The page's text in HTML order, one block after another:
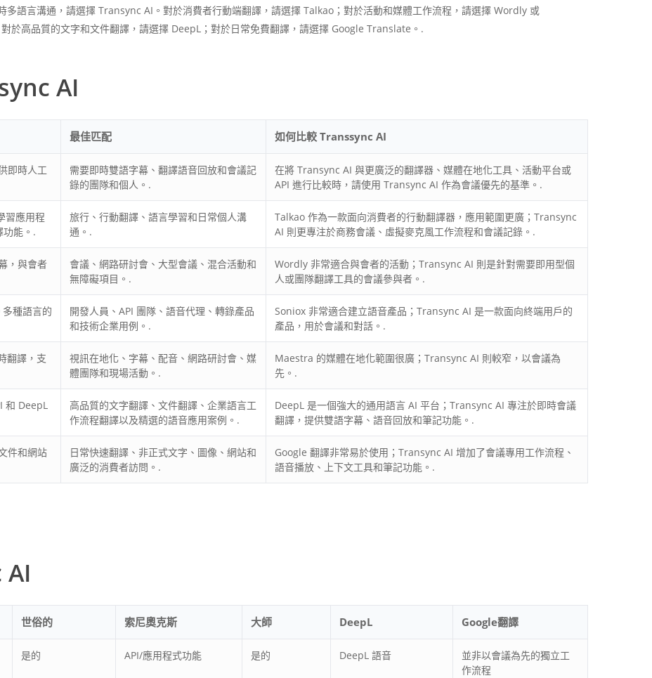
多語言溝通，請選擇 Transync AI。對於消費者行動端翻譯，請選擇 Talkao；對於活動和媒體工作流程，請選擇 Wordly 或
於高品質的文字和文件翻譯，請選擇 DeepL；對於日常免費翻譯，請選擇 Google Translate。.
AI
最佳匹配 如何比較 Transsync AI
即時人工
需要即時雙語字幕、翻譯語音回放和會議記
錄的團隊和個人。.
在將 Transync AI 與更廣泛的翻譯器、媒體在地化工具、活動平台或
API 進行比較時，請使用 Transync AI 作為會議優先的基準。.
習應用程
功能。.
旅行、行動翻譯、語言學習和日常個人溝
通。.
Talkao 作為一款面向消費者的行動翻譯器，應用範圍更廣；Transync
AI 則更專注於商務會議、虛擬麥克風工作流程和會議記錄。.
，與會者
會議、網路研討會、大型會議、混合活動和
無障礙項目。.
Wordly 非常適合與會者的活動；Transync AI 則是針對需要即用型個
人或團隊翻譯工具的會議參與者。.
多種語言的
開發人員、API 團隊、語音代理、轉錄產品
和技術企業用例。.
Soniox 非常適合建立語音產品；Transync AI 是一款面向終端用戶的
產品，用於會議和對話。.
翻譯，支
視訊在地化、字幕、配音、網路研討會、媒
體團隊和現場活動。.
Maestra 的媒體在地化範圍很廣；Transync AI 則較窄，以會議為
先。.
和 DeepL
高品質的文字翻譯、文件翻譯、企業語言工
作流程翻譯以及精選的語音應用案例。.
DeepL 是一個強大的通用語言 AI 平台；Transync AI 專注於即時會議
翻譯，提供雙語字幕、語音回放和筆記功能。.
件和網站
日常快速翻譯、非正式文字、圖像、網站和
廣泛的消費者訪問。.
Google 翻譯非常易於使用；Transync AI 增加了會議專用工作流程、
語音播放、上下文工具和筆記功能。.
AI
世俗的 索尼奧克斯 大師 DeepL Google翻譯
是的 API/應用程式功能 是的 DeepL 語音
並非以會議為先的獨立工
作流程